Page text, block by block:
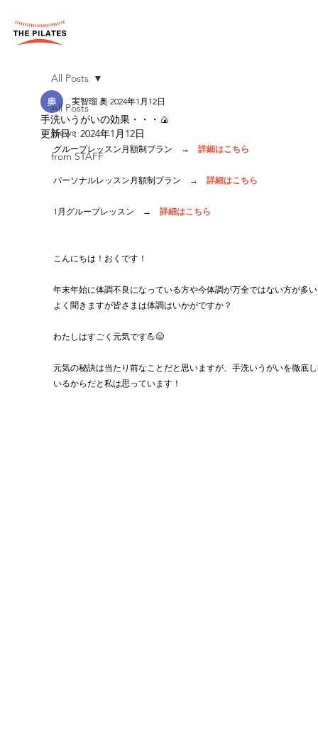
All Posts
News
from STAFF
All Posts
手洗いうがいの効果・・・🍙
実智瑠 奥 2024年1月12日
更新日： 2024年1月12日
グループレッスン月額制プラン　→ 詳細はこちら
パーソナルレッスン月額制プラン　→ 詳細はこちら
1月グループレッスン　→ 詳細はこちら
こんにちは！おくです！
年末年始に体調不良になっている方や今体調が万全ではない方が多
よく聞きますが皆さまは体調はいかがですか？
わたしはすごく元気です💪😄
元気の秘訣は当たり前なことだと思いますが、手洗いうがいを徹底
いるからだと私は思っています！